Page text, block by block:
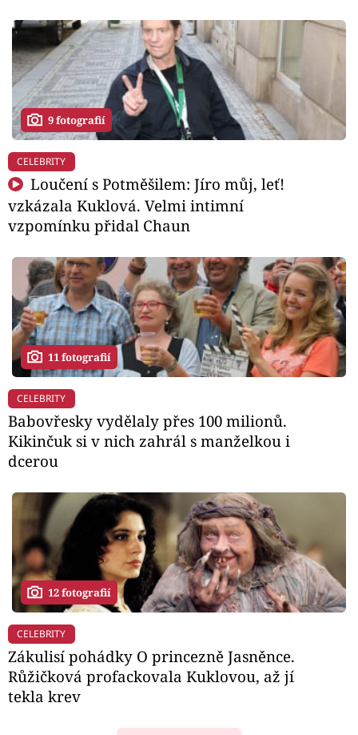
9 fotografií
CELEBRITY
Loučení s Potměšilem: Jíro můj, leť!
vzkázala Kuklová. Velmi intimní
vzpomínku přidal Chaun
11 fotografií
CELEBRITY
Babovřesky vydělaly přes 100 milionů.
Kikinčuk si v nich zahrál s manželkou i
dcerou
12 fotografií
CELEBRITY
Zákulisí pohádky O princezně Jasněnce.
Růžičková profackovala Kuklovou, až jí
tekla krev